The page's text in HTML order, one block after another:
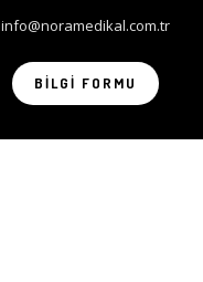
info@noramedikal.com.tr
BILGI FORMU